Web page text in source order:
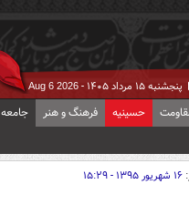
پنجشنبه ۱۵ مرداد ۱۴۰۵ - Aug 6 2026
حسینیه فرهنگ و هنر جامعه
۱۶ شهریور ۱۳۹۵ - ۱۵:۲۹